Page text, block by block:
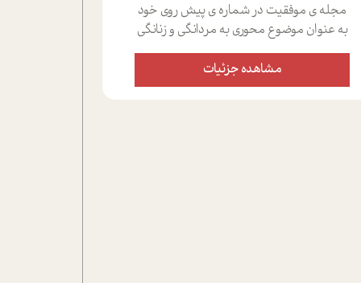
مجله ی موفقیت در شماره ی پیش روی خود
به عنوان موضوع محوری به مردانگی و زنانگی
سمی پرداخته است؛ علاوه بر این که؛ گفت و
گویی اختصاصی داشته ایم با فردین علیخواه،
جامعه شناس در بخش های مختلف تلاش
مشاهده جزئیات